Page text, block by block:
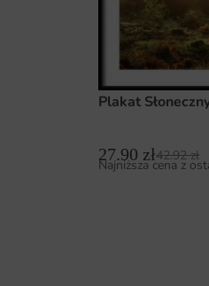
Plakat
27.90 zł42.92zł
Najniższa cena z